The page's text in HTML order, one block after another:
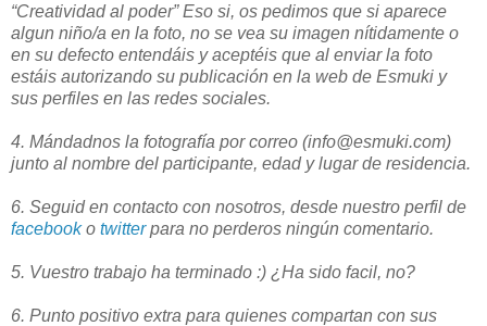
“Creatividad al poder” Eso si, os pedimos que si aparece
algun niño/a en la foto, no se vea su imagen nítidamente o
en su defecto entendáis y aceptéis que al enviar la foto
estáis autorizando su publicación en la web de Esmuki y
sus perfiles en las redes sociales.
4. Mándadnos la fotografía por correo (info@esmuki.com)
junto al nombre del participante, edad y lugar de residencia.
6. Seguid en contacto con nosotros, desde nuestro perfil de
facebooko twitterpara no perderos ningún comentario.
5. Vuestro trabajo ha terminado :) ¿Ha sido facil, no?
6. Punto positivo extra para quienes compartan con sus